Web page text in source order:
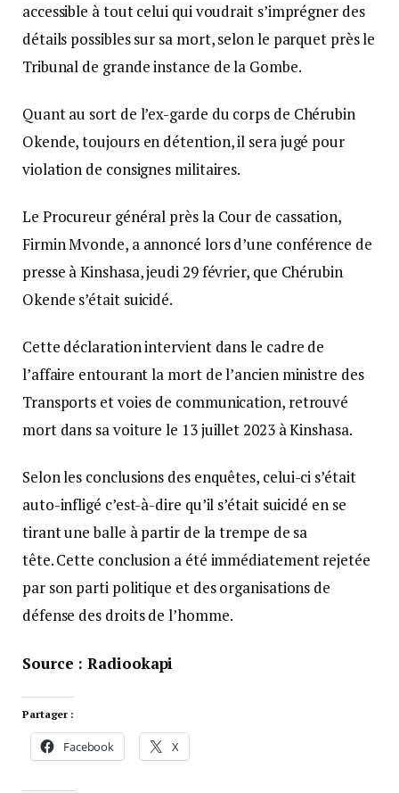
accessible à tout celui qui voudrait s’imprégner des
détails possibles sur sa mort, selon le parquet près le
Tribunal de grande instance de la Gombe.
Quant au sort de l’ex-garde du corps de Chérubin
Okende, toujours en détention, il sera jugé pour
violation de consignes militaires.
Le Procureur général près la Cour de cassation,
Firmin Mvonde, a annoncé lors d’une conférence de
presse à Kinshasa, jeudi 29 février, que Chérubin
Okende s’était suicidé.
Cette déclaration intervient dans le cadre de
l’affaire entourant la mort de l’ancien ministre des
Transports et voies de communication, retrouvé
mort dans sa voiture le 13 juillet 2023 à Kinshasa.
Selon les conclusions des enquêtes, celui-ci s’était
auto-infligé c’est-à-dire qu’il s’était suicidé en se
tirant une balle à partir de la trempe de sa
tête. Cette conclusion a été immédiatement rejetée
par son parti politique et des organisations de
défense des droits de l’homme.
Source : Radiookapi
Partager :
Facebook X